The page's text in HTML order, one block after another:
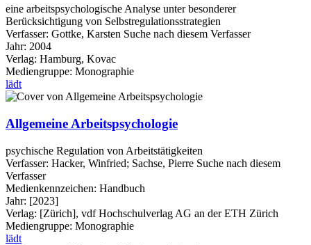
eine arbeitspsychologische Analyse unter besonderer
Berücksichtigung von Selbstregulationsstrategien
Verfasser: Gottke, Karsten Suche nach diesem Verfasser
Jahr: 2004
Verlag: Hamburg, Kovac
Mediengruppe: Monographie
lädt
Allgemeine Arbeitspsychologie
psychische Regulation von Arbeitstätigkeiten
Verfasser: Hacker, Winfried; Sachse, Pierre Suche nach diesem
Verfasser
Medienkennzeichen: Handbuch
Jahr: [2023]
Verlag: [Zürich], vdf Hochschulverlag AG an der ETH Zürich
Mediengruppe: Monographie
lädt